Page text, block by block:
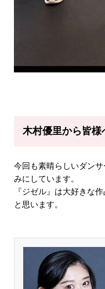
木村優里から皆様
今回も素晴らしいダン
みにしています。
『ジゼル』は大好きな
と思います。